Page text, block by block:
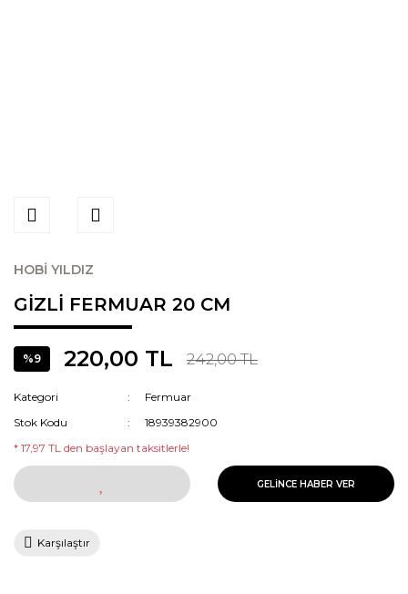
HOBİ YILDIZ
GİZLİ FERMUAR 20 CM
%9 220,00 TL 242,00 TL
Kategori
Fermuar
Stok Kodu
18939382900
* 17,97 TL den başlayan taksitlerle!
GELİNCE HABER VER
Karşılaştır